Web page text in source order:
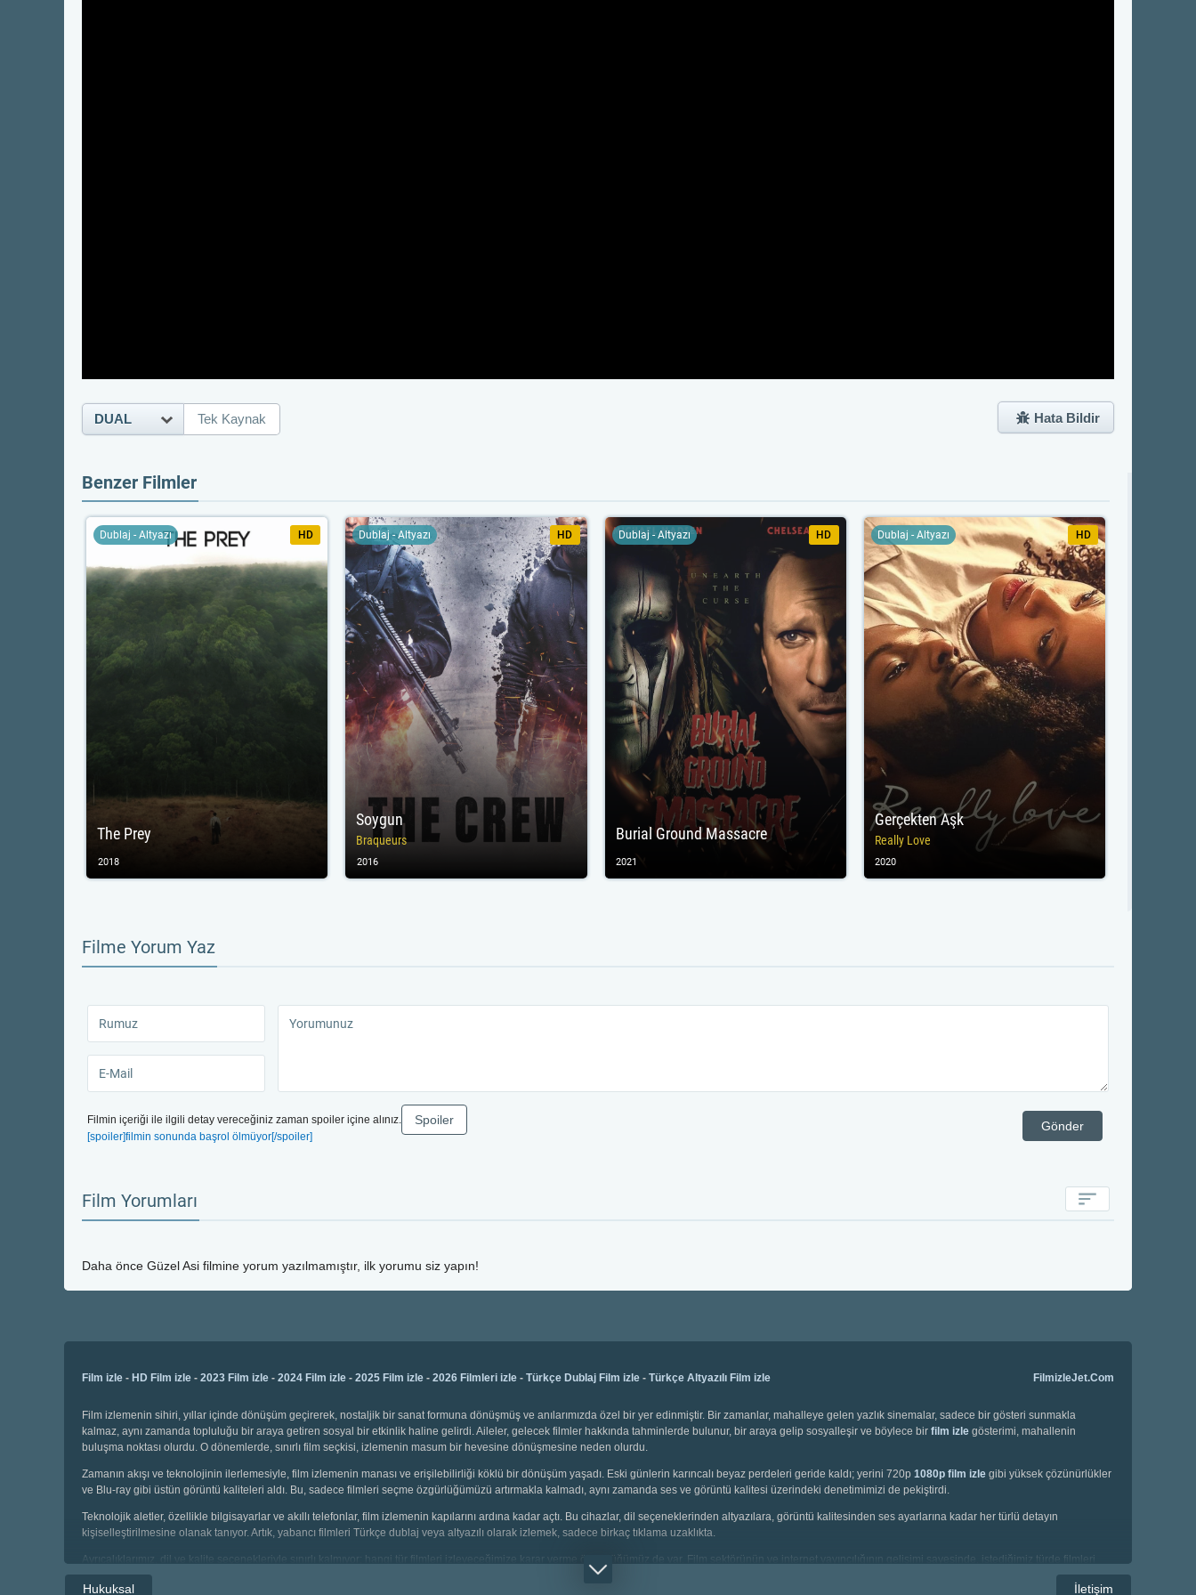
DUAL Tek Kaynak Hata Bildir
Benzer Filmler
The Prey
Dublaj - Altyazı HD
2018
Soygun
Braqueurs
Dublaj - Altyazı HD
2016
Burial Ground Massacre
Dublaj - Altyazı HD
2021
Gerçekten Aşk
Really Love
Dublaj - Altyazı HD
2020
Filme Yorum Yaz
Filmin içeriği ile ilgili detay vereceğiniz zaman spoiler içine alınız.
[spoiler]filmin sonunda başrol ölmüyor[/spoiler]
Gönder
Spoiler
Film Yorumları
Daha önce Güzel Asi filmine yorum yazılmamıştır, ilk yorumu siz yapın!
Film izle - HD Film izle - 2023 Film izle - 2024 Film izle - 2025 Film izle - 2026 Filmleri izle - Türkçe Dublaj Film izle - Türkçe Altyazılı Film izle FilmizleJet.Com
Film izlemenin sihiri, yıllar içinde dönüşüm geçirerek, nostaljik bir sanat formuna dönüşmüş ve anılarımızda özel bir yer edinmiştir. Bir zamanlar, mahalleye gelen yazlık sinemalar, sadece bir gösteri sunmakla
kalmaz, aynı zamanda topluluğu bir araya getiren sosyal bir etkinlik haline gelirdi. Aileler, gelecek filmler hakkında tahminlerde bulunur, bir araya gelip sosyalleşir ve böylece bir film izle gösterimi, mahallenin
buluşma noktası olurdu. O dönemlerde, sınırlı film seçkisi, izlemenin masum bir hevesine dönüşmesine neden olurdu.
Zamanın akışı ve teknolojinin ilerlemesiyle, film izlemenin manası ve erişilebilirliği köklü bir dönüşüm yaşadı. Eski günlerin karıncalı beyaz perdeleri geride kaldı; yerini 720p 1080p film izle gibi yüksek çözünürlükler
ve Blu-ray gibi üstün görüntü kaliteleri aldı. Bu, sadece filmleri seçme özgürlüğümüzü artırmakla kalmadı, aynı zamanda ses ve görüntü kalitesi üzerindeki denetimimizi de pekiştirdi.
Teknolojik aletler, özellikle bilgisayarlar ve akıllı telefonlar, film izlemenin kapılarını ardına kadar açtı. Bu cihazlar, dil seçeneklerinden altyazılara, görüntü kalitesinden ses ayarlarına kadar her türlü detayın
kişiselleştirilmesine olanak tanıyor. Artık, yabancı filmleri Türkçe dublaj veya altyazılı olarak izlemek, sadece birkaç tıklama uzaklıkta.
Ayrıcalıklarımız, dil ve kalite seçenekleriyle sınırlı kalmıyor; hangi tür filmleri izleyeceğimize karar verme özgürlüğümüz de var. Film sektörünün ve internet yayıncılığının gelişimi sayesinde, istediğimiz türde filmleri
seçebiliyor, geniş kategoriler arasında gezinebiliyoruz. Çocuklar için animasyonlar, gençler için aksiyon dolu sahneler, yetişkinler için bilim kurgu ve korku filmleri gibi geniş bir yelpazede seçim yapma imkanına
sahibiz.
Hukuksal İletişim